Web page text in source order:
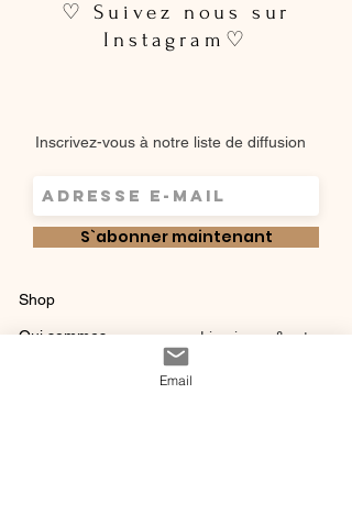
♡ Suivez nous sur
Instagram♡
Inscrivez-vous à notre liste de diffusion
S`abonner maintenant
Shop
Qui sommes-
instagram
Livraisons & retours
Email